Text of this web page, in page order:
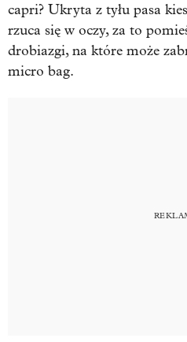
capri? Ukryta z tyłu pasa
rzuca się w oczy, za to
drobiazgi, na które może
micro bag.